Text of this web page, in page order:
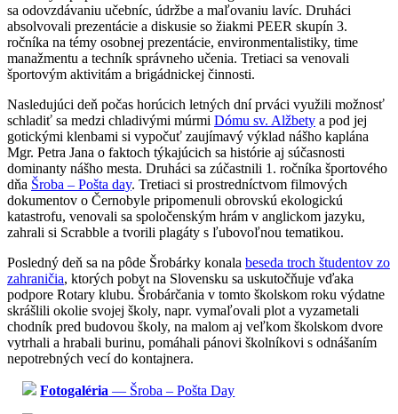
sa odovzdávaniu učebníc, údržbe a maľovaniu lavíc. Druháci
absolvovali prezentácie a diskusie so žiakmi PEER skupín 3.
ročníka na témy osobnej prezentácie, environmentalistiky, time
manažmentu a techník správneho učenia. Tretiaci sa venovali
športovým aktivitám a brigádnickej činnosti.
Nasledujúci deň počas horúcich letných dní prváci využili možnosť
schladiť sa medzi chladivými múrmi Dómu sv. Alžbety a pod jej
gotickými klenbami si vypočuť zaujímavý výklad nášho kaplána
Mgr. Petra Jana o faktoch týkajúcich sa histórie aj súčasnosti
dominanty nášho mesta. Druháci sa zúčastnili 1. ročníka športového
dňa Šroba – Pošta day. Tretiaci si prostredníctvom filmových
dokumentov o Černobyle pripomenuli obrovskú ekologickú
katastrofu, venovali sa spoločenským hrám v anglickom jazyku,
zahrali si Scrabble a tvorili plagáty s ľubovoľnou tematikou.
Posledný deň sa na pôde Šrobárky konala beseda troch študentov zo
zahraničia, ktorých pobyt na Slovensku sa uskutočňuje vďaka
podpore Rotary klubu. Šrobárčania v tomto školskom roku výdatne
skrášlili okolie svojej školy, napr. vymaľovali plot a vyzametali
chodník pred budovou školy, na malom aj veľkom školskom dvore
vytrhali a hrabali burinu, pomáhali pánovi školníkovi s odnášaním
nepotrebných vecí do kontajnera.
Fotogaléria — Šroba – Pošta Day